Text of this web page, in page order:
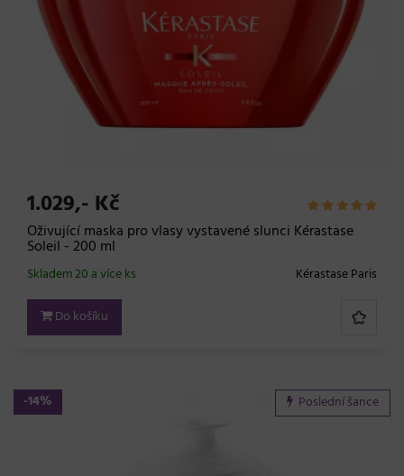
1.029,- Kč
Oživující maska pro vlasy vystavené slunci Kérastase
Soleil - 200 ml
Kérastase Paris
Skladem 20 a více ks
Do košíku
-14% Poslední šance